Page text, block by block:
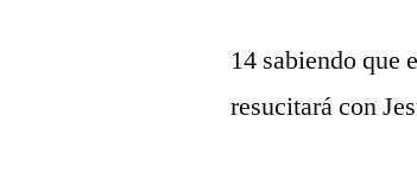
14 sabiendo que
resucitará con